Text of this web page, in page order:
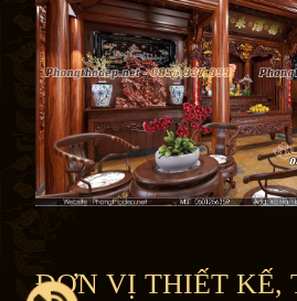
ĐƠN VỊ THIẾT KẾ,